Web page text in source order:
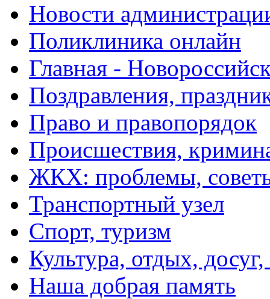
Новости
Поликлиника онлайн
Главная -
Поздравления,
Право и правопорядок
Происшествия,
ЖКХ: проблемы,
Транспортный узел
Спорт, туризм
Культура, отдых,
Наша добрая память